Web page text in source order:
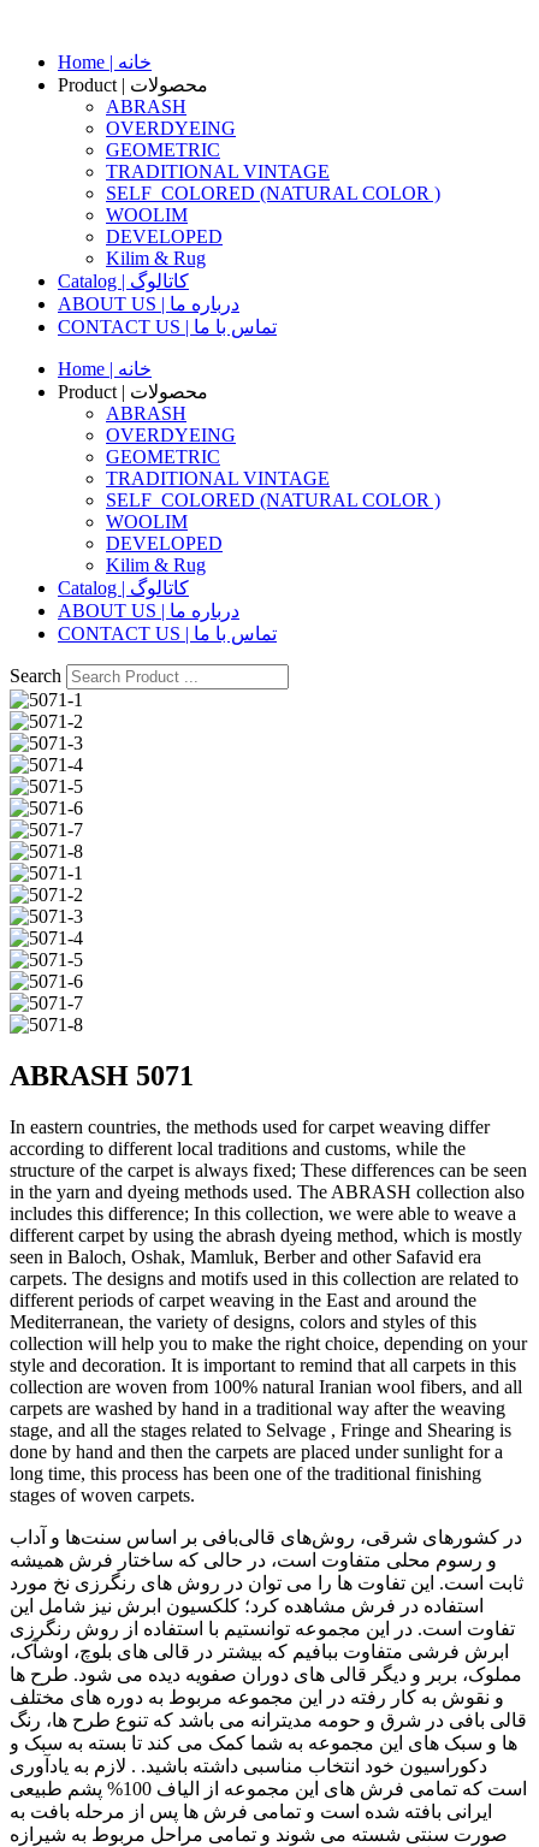
content
Home | خانه
Product | محصولات
ABRASH
OVERDYEING
GEOMETRIC
TRADITIONAL VINTAGE
SELF_COLORED (NATURAL COLOR )
WOOLIM
DEVELOPED
Kilim & Rug
Catalog | کاتالوگ
ABOUT US | درباره ما
CONTACT US | تماس با ما
Home | خانه
Product | محصولات
ABRASH
OVERDYEING
GEOMETRIC
TRADITIONAL VINTAGE
SELF_COLORED (NATURAL COLOR )
WOOLIM
DEVELOPED
Kilim & Rug
Catalog | کاتالوگ
ABOUT US | درباره ما
CONTACT US | تماس با ما
Search
ABRASH 5071
In eastern countries, the methods used for carpet weaving differ
according to different local traditions and customs, while the
structure of the carpet is always fixed; These differences can be seen
in the yarn and dyeing methods used. The ABRASH collection also
includes this difference; In this collection, we were able to weave a
different carpet by using the abrash dyeing method, which is mostly
seen in Baloch, Oshak, Mamluk, Berber and other Safavid era
carpets. The designs and motifs used in this collection are related to
different periods of carpet weaving in the East and around the
Mediterranean, the variety of designs, colors and styles of this
collection will help you to make the right choice, depending on your
style and decoration. It is important to remind that all carpets in this
collection are woven from 100% natural Iranian wool fibers, and all
carpets are washed by hand in a traditional way after the weaving
stage, and all the stages related to Selvage , Fringe and Shearing is
done by hand and then the carpets are placed under sunlight for a
long time, this process has been one of the traditional finishing
stages of woven carpets.
در کشورهای شرقی، روش‌های قالی‌بافی بر اساس سنت‌ها و آداب
و رسوم محلی متفاوت است، در حالی که ساختار فرش همیشه
ثابت است. این تفاوت ها را می توان در روش های رنگرزی نخ مورد
استفاده در فرش مشاهده کرد؛ کلکسیون ابرش نیز شامل این
تفاوت است. در این مجموعه توانستیم با استفاده از روش رنگرزی
ابرش فرشی متفاوت ببافیم که بیشتر در قالی های بلوچ، اوشآک،
مملوک، بربر و دیگر قالی های دوران صفویه دیده می شود. طرح ها
و نقوش به کار رفته در این مجموعه مربوط به دوره های مختلف
قالی بافی در شرق و حومه مدیترانه می باشد که تنوع طرح ها، رنگ
ها و سبک های این مجموعه به شما کمک می کند تا بسته به سبک و
دکوراسیون خود انتخاب مناسبی داشته باشید. . لازم به یادآوری
است که تمامی فرش های این مجموعه از الیاف 100% پشم طبیعی
ایرانی بافته شده است و تمامی فرش ها پس از مرحله بافت به
صورت سنتی شسته می شوند و تمامی مراحل مربوط به شیرازه